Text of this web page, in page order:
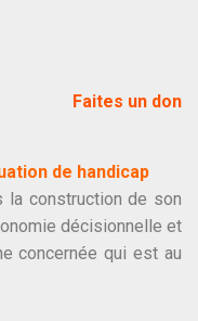
Faites un don
de handicap
construction de son
décisionnelle et
concernée qui est au